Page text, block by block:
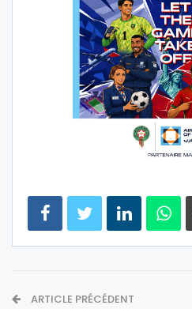
ARTICLE PRÉCÉDENT